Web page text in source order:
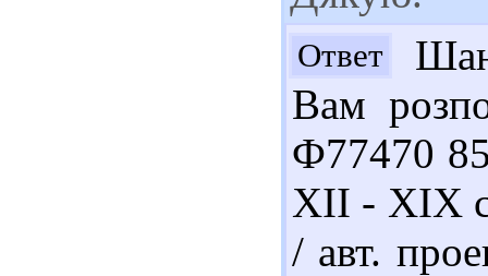
Ответ
Вам
Ф77470
XII - XIX
/ авт.